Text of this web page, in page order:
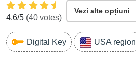
4.6/5 (40 votes)
Vezi alte opțiuni
Digital Key USA region